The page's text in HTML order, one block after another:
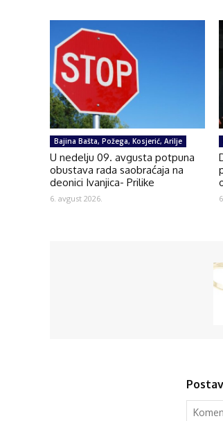
Bajina Bašta, Požega, Kosjerić, Arilje
U nedelju 09. avgusta potpuna
obustava rada saobraćaja na
deonici Ivanjica- Prilike
6. avgust 2026.